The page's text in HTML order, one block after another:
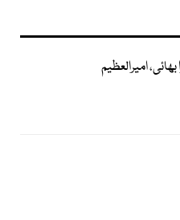
امیرالعظیم